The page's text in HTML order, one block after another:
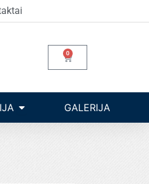
0
Cart
Open dezinfekcija
GALERIJA